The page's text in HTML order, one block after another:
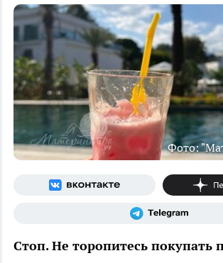
Фото:
Стоп. Не торопитесь покупать